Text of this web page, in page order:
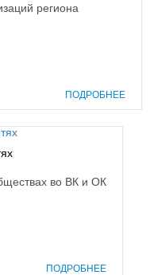
региона
ПОДРОБНЕЕ
во ВК и ОК
ПОДРОБНЕЕ